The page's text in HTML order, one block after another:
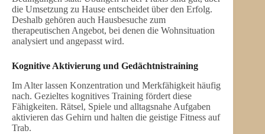
die Umsetzung zu Hause entscheidet über den Erfolg.
Deshalb gehören auch Hausbesuche zum
therapeutischen Angebot, bei denen die Wohnsituation
analysiert und angepasst wird.
Kognitive Aktivierung und Gedächtnistraining
Im Alter lassen Konzentration und Merkfähigkeit häufig
nach. Gezieltes kognitives Training fördert diese
Fähigkeiten. Rätsel, Spiele und alltagsnahe Aufgaben
aktivieren das Gehirn und halten die geistige Fitness auf
Trab.